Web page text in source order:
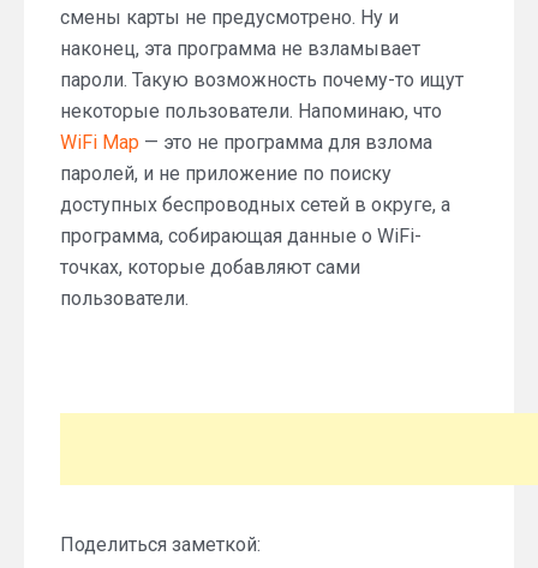
смены карты не предусмотрено. Ну и
наконец, эта программа не взламывает
пароли. Такую возможность почему-то ищут
некоторые пользователи. Напоминаю, что
WiFi Map — это не программа для взлома
паролей, и не приложение по поиску
доступных беспроводных сетей в округе, а
программа, собирающая данные о WiFi-
точках, которые добавляют сами
пользователи.
Поделиться заметкой: